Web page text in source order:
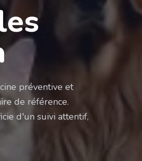
préventive et
de référence.
d'un suivi attentif,